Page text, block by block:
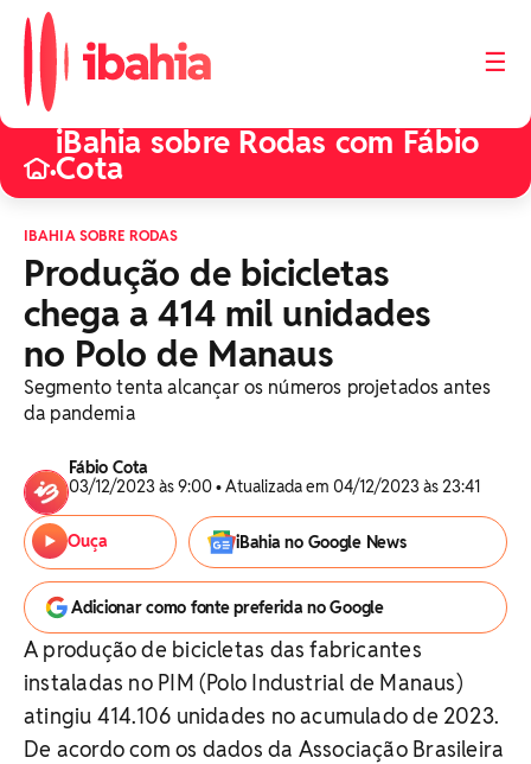
☰
•
iBahia sobre Rodas com Fábio
Cota
IBAHIA SOBRE RODAS
Produção de bicicletas
chega a 414 mil unidades
no Polo de Manaus
Segmento tenta alcançar os números projetados antes
da pandemia
Fábio Cota
03/12/2023 às 9:00 • Atualizada em 04/12/2023 às 23:41
Ouça iBahia no Google News
Adicionar como fonte preferida no Google
A produção de bicicletas das fabricantes
instaladas no PIM (Polo Industrial de Manaus)
atingiu 414.106 unidades no acumulado de 2023.
De acordo com os dados da Associação Brasileira